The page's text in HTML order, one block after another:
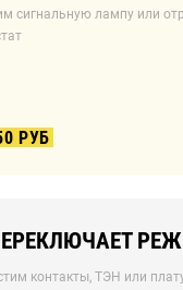
сигнальную лампу или
РУБ
контакты, ТЭН или